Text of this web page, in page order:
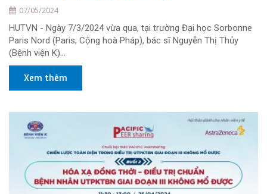
07/05/2024
HUTVN - Ngày 7/3/2024 vừa qua, tại trường Đại học Sorbonne
Paris Nord (Paris, Cộng hoà Pháp), bác sĩ Nguyễn Thị Thủy
(Bệnh viện K)...
Xem thêm